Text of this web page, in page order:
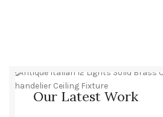
Our Latest Work